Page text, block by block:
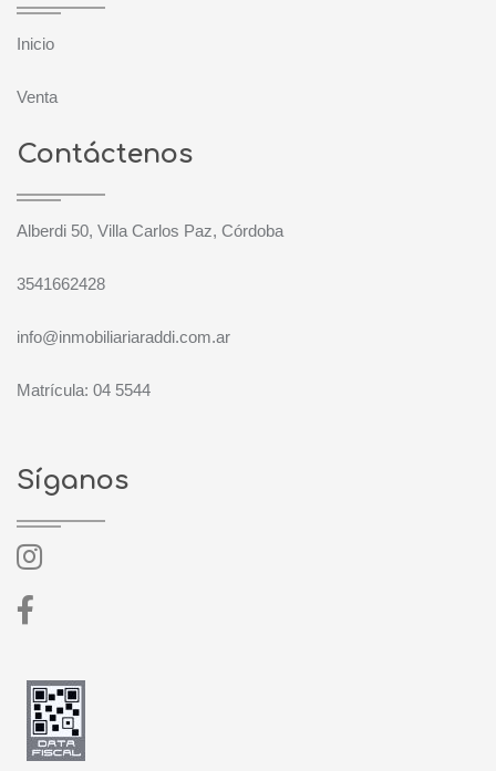
Inicio
Venta
Contáctenos
Alberdi 50, Villa Carlos Paz, Córdoba
3541662428
info@inmobiliariaraddi.com.ar
Matrícula: 04 5544
Síganos